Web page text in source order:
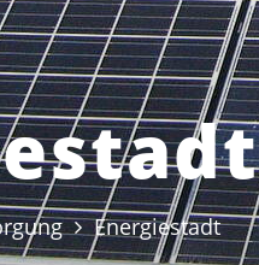
Energiestadt